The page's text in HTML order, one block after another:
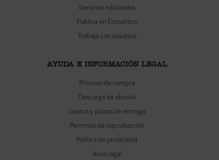
Servicios editoriales
Publica en Encuentro
Trabaja con nosotros
AYUDA E INFORMACIÓN LEGAL
Proceso de compra
Descarga de ebooks
Gastos y plazos de entrega
Permisos de reproducción
Política de privacidad
Aviso legal